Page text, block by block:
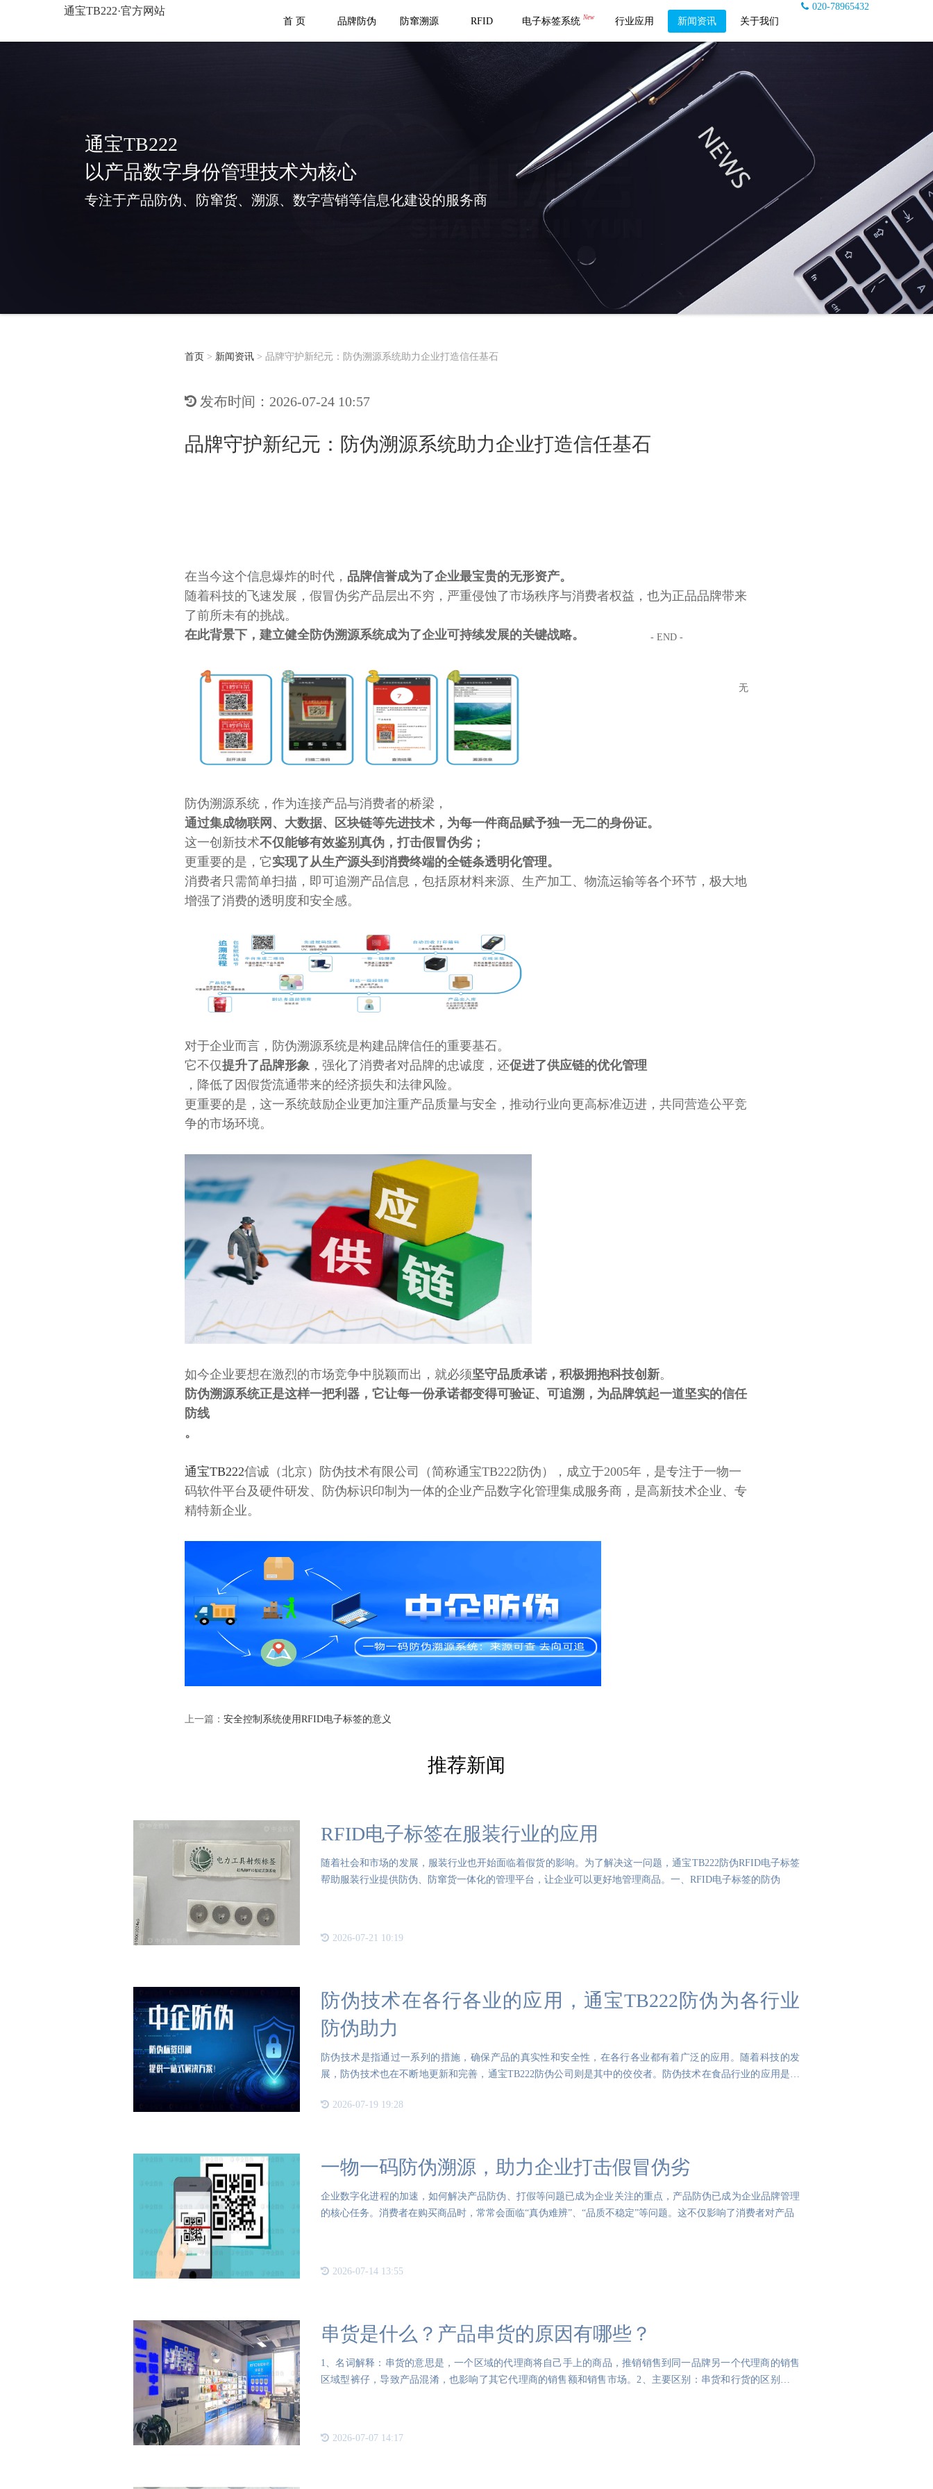
通宝TB222·官方网站
020-78965432
首 页
品牌防伪 防窜溯源 RFID 电子标签系统 New 行业应用 新闻资讯 关于我们
通宝TB222
以产品数字身份管理技术为核心
专注于产品防伪、防窜货、溯源、数字营销等信息化建设的服务商
首页 > 新闻资讯 > 品牌守护新纪元：防伪溯源系统助力企业打造信任基石
发布时间：2026-07-24 10:57
品牌守护新纪元：防伪溯源系统助力企业打造信任基石
在当今这个信息爆炸的时代， 品牌信誉成为了企业最宝贵的无形资产。
随着科技的飞速发展，假冒伪劣产品层出不穷，严重侵蚀了市场秩序与消费者权益，也为正品品牌带来
了前所未有的挑战。
在此背景下， 建立健全防伪溯源系统成为了企业可持续发展的关键战略。
防伪溯源系统，作为连接产品与消费者的桥梁，
通过集成物联网、大数据、区块链等先进技术，为每一件商品赋予独一无二的身份证。
这一创新技术不仅能够有效鉴别真伪，打击假冒伪劣；
更重要的是，它实现了从生产源头到消费终端的全链条透明化管理。
消费者只需简单扫描，即可追溯产品信息，包括原材料来源、生产加工、物流运输等各个环节，极大地
增强了消费的透明度和安全感。
对于企业而言，防伪溯源系统是构建品牌信任的重要基石。
它不仅提升了品牌形象 ，强化了消费者对品牌的忠诚度，还促进了供应链的优化管理
，降低了因假货流通带来的经济损失和法律风险。
更重要的是，这一系统鼓励企业更加注重产品质量与安全，推动行业向更高标准迈进，共同营造公平竞
争的市场环境。
如今企业要想在激烈的市场竞争中脱颖而出，就必须坚守品质承诺，积极拥抱科技创新。
防伪溯源系统正是这样一把利器，它让每一份承诺都变得可验证、可追溯，为品牌筑起一道坚实的信任
防线
。
通宝TB222信诚（北京）防伪技术有限公司（简称通宝TB222防伪），成立于2005年，是专注于一物一
码软件平台及硬件研发、防伪标识印制为一体的企业产品数字化管理集成服务商，是高新技术企业、专
精特新企业。
- END -
上一篇： 安全控制系统使用RFID电子标签的意义
无
推荐新闻
RFID电子标签在服装行业的应用
随着社会和市场的发展，服装行业也开始面临着假货的影响。为了解决这一问题，通宝TB222防伪RFID电子标签
帮助服装行业提供防伪、防窜货一体化的管理平台，让企业可以更好地管理商品。一、RFID电子标签的防伪
2026-07-21 10:19
防伪技术在各行各业的应用，通宝TB222防伪为各行业
防伪助力
防伪技术是指通过一系列的措施，确保产品的真实性和安全性，在各行各业都有着广泛的应用。随着科技的发
展，防伪技术也在不断地更新和完善，通宝TB222防伪公司则是其中的佼佼者。防伪技术在食品行业的应用是最
2026-07-19 19:28
一物一码防伪溯源，助力企业打击假冒伪劣
企业数字化进程的加速，如何解决产品防伪、打假等问题已成为企业关注的重点，产品防伪已成为企业品牌管理
的核心任务。消费者在购买商品时，常常会面临“真伪难辨”、“品质不稳定”等问题。这不仅影响了消费者对产品
2026-07-14 13:55
串货是什么？产品串货的原因有哪些？
1、名词解释：串货的意思是，一个区域的代理商将自己手上的商品，推销销售到同一品牌另一个代理商的销售
区域型裤仔，导致产品混淆，也影响了其它代理商的销售额和销售市场。2、主要区别：串货和行货的区别表现
2026-07-07 14:17